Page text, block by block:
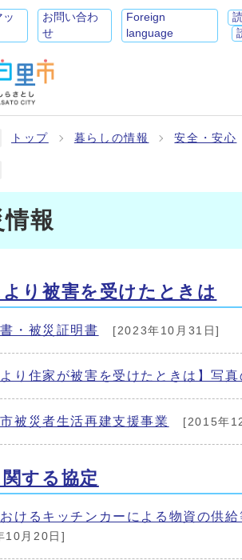
ッ
お問い合わ
せ
Foreign
language
トップ 暮らしの情報 安全・安心
情報
り被害を受けたときは
・被災証明書 [2023年10月31日]
より住家が被害を受けたときは】写
被災者生活再建支援事業 [2015年
する協定
けるキッチンカーによる物資の供
10月20日]